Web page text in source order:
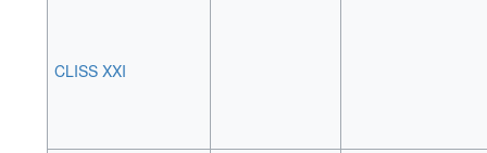
CLISS XXI